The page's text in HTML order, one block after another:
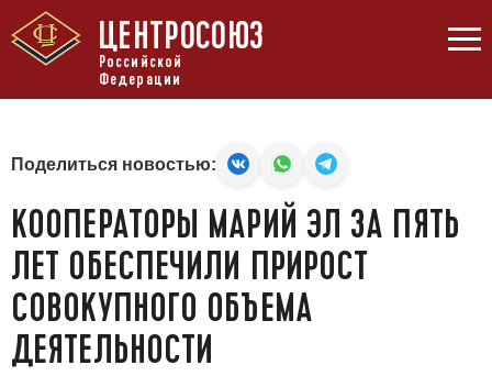
ЦЕНТРОСОЮЗ
Российской
Федерации
Поделиться новостью:
КООПЕРАТОРЫ МАРИЙ ЭЛ ЗА ПЯТЬ
ЛЕТ ОБЕСПЕЧИЛИ ПРИРОСТ
СОВОКУПНОГО ОБЪЕМА
ДЕЯТЕЛЬНОСТИ